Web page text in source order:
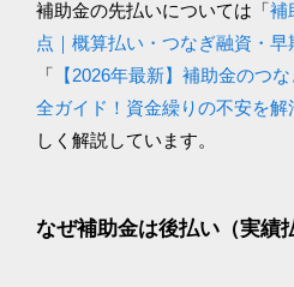
補助金の先払いについては「補
点｜概算払い・つなぎ融資・早
「 【2026年最新】補助金のつ
全ガイド！資金繰りの不安を
しく解説しています。
なぜ補助金は後払い（実績